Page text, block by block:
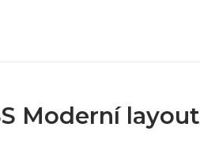
Moderní layout